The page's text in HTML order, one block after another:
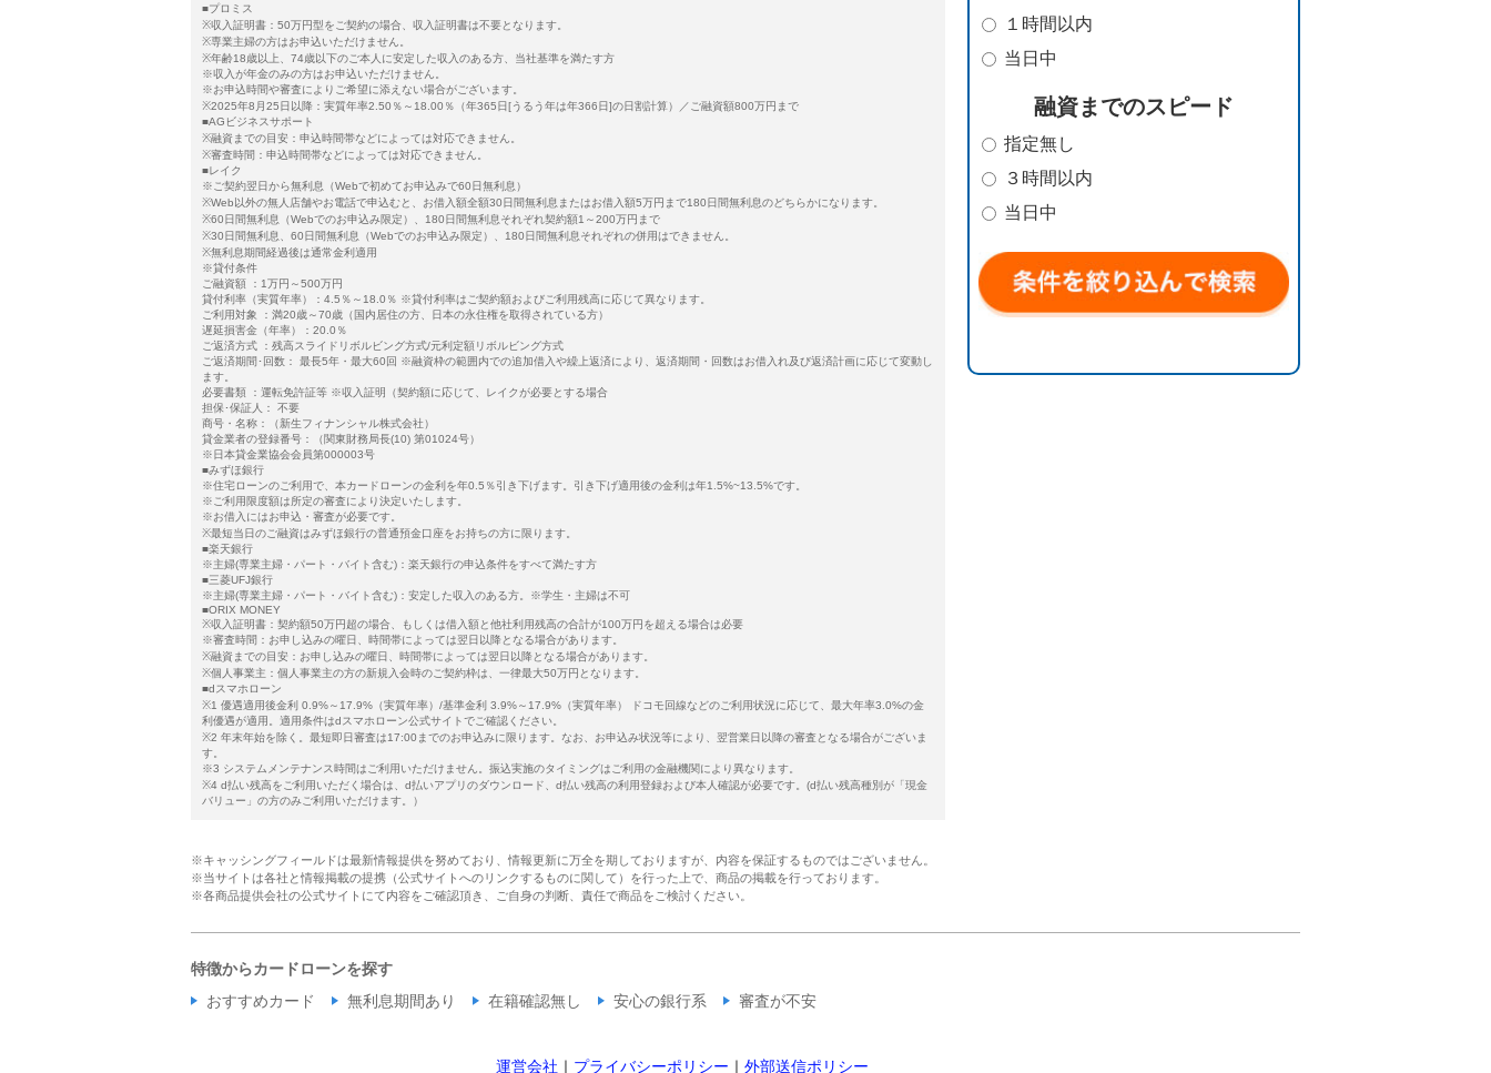
■プロミス
※収入証明書：50万円型をご契約の場合、収入証明書は不要となります。
※専業主婦の方はお申込いただけません。
※年齢18歳以上、74歳以下のご本人に安定した収入のある方、当社基準を満たす方
※収入が年金のみの方はお申込いただけません。
※お申込時間や審査によりご希望に添えない場合がございます。
※2025年8月25日以降：実質年率2.50％～18.00％（年365日[うるう年は年366日]の日割計算）／ご融資額800万円まで
■AGビジネスサポート
※融資までの目安：申込時間帯などによっては対応できません。
※審査時間：申込時間帯などによっては対応できません。
■レイク
※ご契約翌日から無利息（Webで初めてお申込みで60日無利息）
※Web以外の無人店舗やお電話で申込むと、お借入額全額30日間無利息またはお借入額5万円まで180日間無利息のどちらかになります。
※60日間無利息（Webでのお申込み限定）、180日間無利息それぞれ契約額1～200万円まで
※30日間無利息、60日間無利息（Webでのお申込み限定）、180日間無利息それぞれの併用はできません。
※無利息期間経過後は通常金利適用
※貸付条件
ご融資額 ：1万円～500万円
貸付利率（実質年率）：4.5％～18.0％ ※貸付利率はご契約額およびご利用残高に応じて異なります。
ご利用対象 ：満20歳～70歳（国内居住の方、日本の永住権を取得されている方）
遅延損害金（年率）：20.0％
ご返済方式 ：残高スライドリボルビング方式/元利定額リボルビング方式
ご返済期間･回数： 最長5年・最大60回 ※融資枠の範囲内での追加借入や繰上返済により、返済期間・回数はお借入れ及び返済計画に応じて変動し
ます。
必要書類 ：運転免許証等 ※収入証明（契約額に応じて、レイクが必要とする場合
担保･保証人： 不要
商号・名称：（新生フィナンシャル株式会社）
貸金業者の登録番号：（関東財務局長(10) 第01024号）
※日本貸金業協会会員第000003号
■みずほ銀行
※住宅ローンのご利用で、本カードローンの金利を年0.5％引き下げます。引き下げ適用後の金利は年1.5%~13.5%です。
※ご利用限度額は所定の審査により決定いたします。
※お借入にはお申込・審査が必要です。
※最短当日のご融資はみずほ銀行の普通預金口座をお持ちの方に限ります。
■楽天銀行
※主婦(専業主婦・パート・バイト含む)：楽天銀行の申込条件をすべて満たす方
■三菱UFJ銀行
※主婦(専業主婦・パート・バイト含む)：安定した収入のある方。※学生・主婦は不可
■ORIX MONEY
※収入証明書：契約額50万円超の場合、もしくは借入額と他社利用残高の合計が100万円を超える場合は必要
※審査時間：お申し込みの曜日、時間帯によっては翌日以降となる場合があります。
※融資までの目安：お申し込みの曜日、時間帯によっては翌日以降となる場合があります。
※個人事業主：個人事業主の方の新規入会時のご契約枠は、一律最大50万円となります。
■dスマホローン
※1 優遇適用後金利 0.9%～17.9%（実質年率）/基準金利 3.9%～17.9%（実質年率） ドコモ回線などのご利用状況に応じて、最大年率3.0%の金
利優遇が適用。適用条件はdスマホローン公式サイトでご確認ください。
※2 年末年始を除く。最短即日審査は17:00までのお申込みに限ります。なお、お申込み状況等により、翌営業日以降の審査となる場合がございま
す。
※3 システムメンテナンス時間はご利用いただけません。振込実施のタイミングはご利用の金融機関により異なります。
※4 d払い残高をご利用いただく場合は、d払いアプリのダウンロード、d払い残高の利用登録および本人確認が必要です。(d払い残高種別が「現金
バリュー」の方のみご利用いただけます。）
１時間以内
当日中
融資までのスピード
指定無し
３時間以内
当日中
※キャッシングフィールドは最新情報提供を努めており、情報更新に万全を期しておりますが、内容を保証するものではございません。
※当サイトは各社と情報掲載の提携（公式サイトへのリンクするものに関して）を行った上で、商品の掲載を行っております。
※各商品提供会社の公式サイトにて内容をご確認頂き、ご自身の判断、責任で商品をご検討ください。
特徴からカードローンを探す
おすすめカード
無利息期間あり 在籍確認無し 安心の銀行系 審査が不安
運営会社 ｜ プライバシーポリシー ｜ 外部送信ポリシー